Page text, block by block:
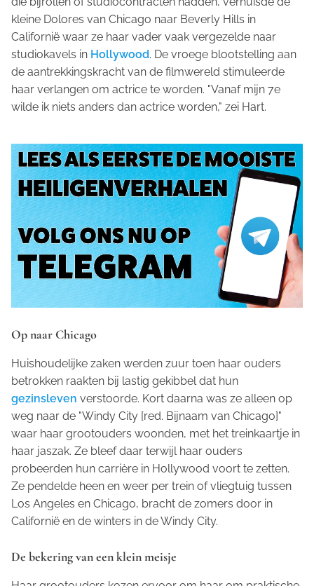
kleine Dolores van Chicago naar Beverly Hills in
Californië waar ze haar vader vaak vergezelde naar
studiokavels in Hollywood. De vroege blootstelling aan
de aantrekkingskracht van de filmwereld stimuleerde
haar verlangen om actrice te worden. "Vanaf mijn 7e
wilde ik niets anders dan actrice worden," zei Hart.
Op naar Chicago
Huishoudelijke zaken werden zuur toen haar ouders
betrokken raakten bij lastig gekibbel dat hun
gezinsleven verstoorde. Kort daarna was ze alleen op
weg naar de "Windy City [red. Bijnaam van Chicago]"
waar haar grootouders woonden, met het treinkaartje in
haar jaszak. Ze bleef daar terwijl haar ouders
probeerden hun carrière in Hollywood voort te zetten.
Ze pendelde heen en weer per trein of vliegtuig tussen
Los Angeles en Chicago, bracht de zomers door in
Californië en de winters in de Windy City.
De bekering van een klein meisje